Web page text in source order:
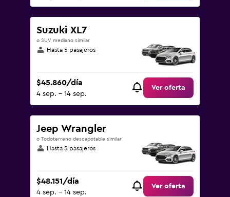
Suzuki XL7
o SUV mediano similar
Hasta 5 pasajeros
$45.860/día
4 sep. - 14 sep.
Ver oferta
Jeep Wrangler
o Todoterreno descapotable similar
Hasta 5 pasajeros
$48.151/día
4 sep. - 14 sep.
Ver oferta